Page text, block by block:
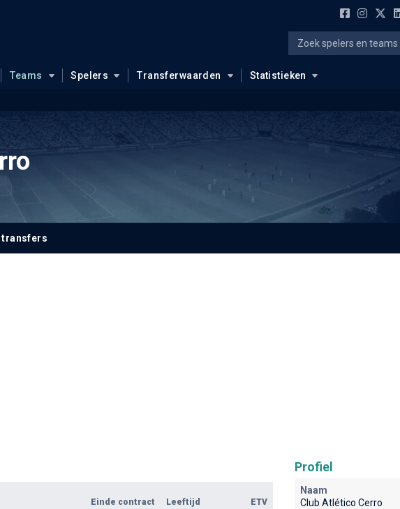
Teams Spelers Transferwaarden Statistieken
transfers
Einde contract Leeftijd ETV
Profiel
Naam
Club Atlético Cerro